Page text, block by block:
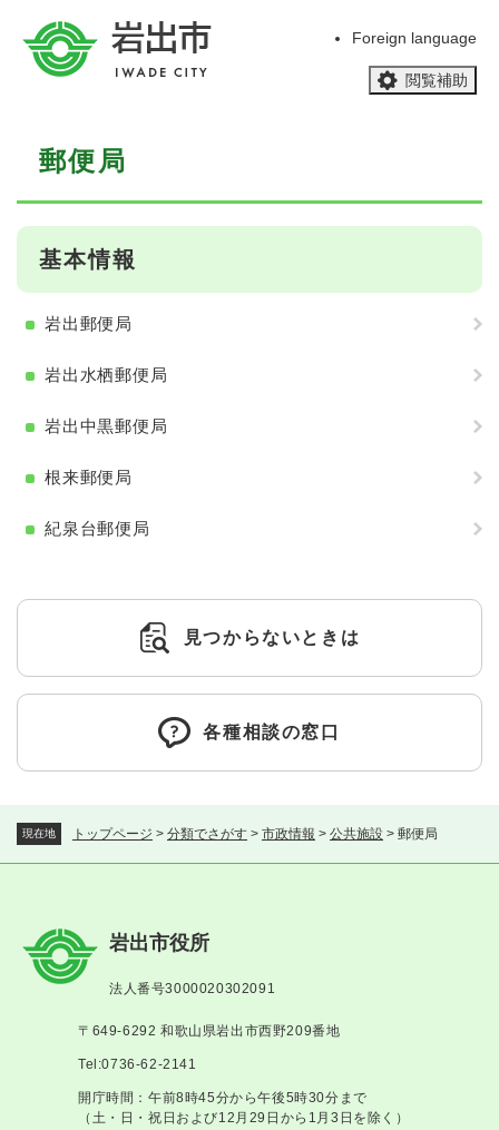
Foreign language
閲覧補助
現在地 トップページ > 分類でさがす > 市政情報 > 公共施設 > 郵便局
郵便局
基本情報
岩出郵便局
岩出水栖郵便局
岩出中黒郵便局
根来郵便局
紀泉台郵便局
見つからないときは
各種相談の窓口
岩出市役所
法人番号3000020302091
〒649-6292 和歌山県岩出市西野209番地
Tel:0736-62-2141
開庁時間：午前8時45分から午後5時30分まで
（土・日・祝日および12月29日から1月3日を除く）